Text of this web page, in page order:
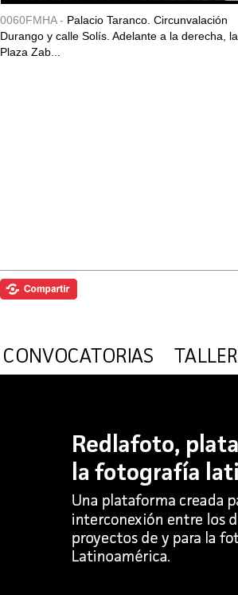
0060FMHA - Palacio Taranco. Circunvalación
Durango y calle Solís. Adelante a la derecha, la
Plaza Zab...